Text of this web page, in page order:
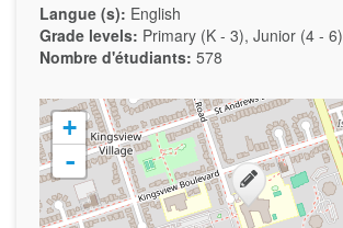
Langue (s): English
Grade levels: Primary (K - 3), Junior (4 - 6)
Nombre d'étudiants: 578
+
-